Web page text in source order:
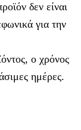
δεν είναι
για την
ο χρόνος
ημέρες.